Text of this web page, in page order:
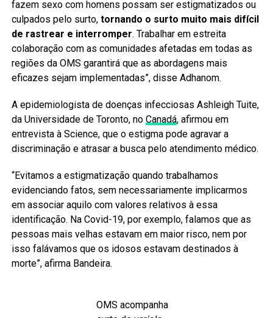
fazem sexo com homens possam ser estigmatizados ou
culpados pelo surto, tornando o surto muito mais difícil
de rastrear e interromper. Trabalhar em estreita
colaboração com as comunidades afetadas em todas as
regiões da OMS garantirá que as abordagens mais
eficazes sejam implementadas”, disse Adhanom.
A epidemiologista de doenças infecciosas Ashleigh Tuite,
da Universidade de Toronto, no Canadá, afirmou em
entrevista à Science, que o estigma pode agravar a
discriminação e atrasar a busca pelo atendimento médico.
“Evitamos a estigmatização quando trabalhamos
evidenciando fatos, sem necessariamente implicarmos
em associar aquilo com valores relativos à essa
identificação. Na Covid-19, por exemplo, falamos que as
pessoas mais velhas estavam em maior risco, nem por
isso falávamos que os idosos estavam destinados à
morte”, afirma Bandeira.
OMS acompanha